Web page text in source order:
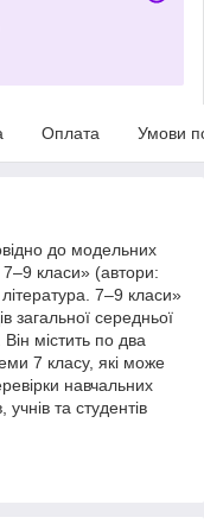
Оплата Умови
до модельних
класи» (автори:
7–9 класи»
загальної середньої
Він містить по два
7 класу, які може
навчальних
учнів та студентів